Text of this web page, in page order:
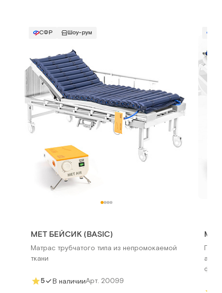
СФР Шоу-рум
MET БЕЙСИК (BASIC)
Матрас трубчатого типа из непромокаемой
ткани
5 В наличииАрт. 20099